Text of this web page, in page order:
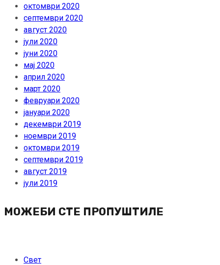
октомври 2020
септември 2020
август 2020
јули 2020
јуни 2020
мај 2020
април 2020
март 2020
февруари 2020
јануари 2020
декември 2019
ноември 2019
октомври 2019
септември 2019
август 2019
јули 2019
МОЖЕБИ СТЕ ПРОПУШТИЛЕ
Свет